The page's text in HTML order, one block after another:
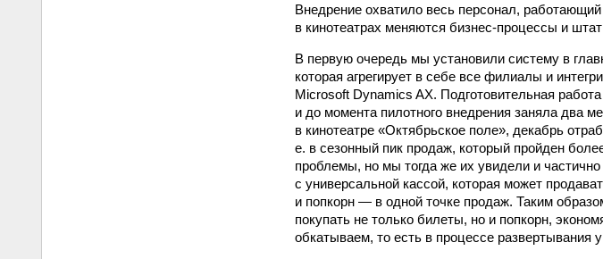
Внедрение охватило весь персонал,
в кинотеатрах меняются бизнес-процессы и
В первую очередь мы установили систему в
которая агрегирует в себе все филиалы и
Microsoft Dynamics AX. Подготовительная
и до момента пилотного внедрения заняла два
в кинотеатре «Октябрьское поле», декабрь
е. в сезонный пик продаж, который пройден
проблемы, но мы тогда же их увидели и
с универсальной кассой, которая может
и попкорн — в одной точке продаж. Таким
покупать не только билеты, но и попкорн,
обкатываем, то есть в процессе развертывания